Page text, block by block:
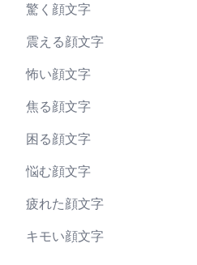
驚く顔文字
震える顔文字
怖い顔文字
焦る顔文字
困る顔文字
悩む顔文字
疲れた顔文字
キモい顔文字